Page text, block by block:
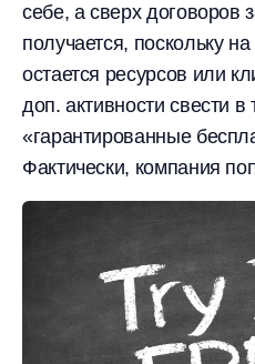
себе, а сверх договоров
получается, поскольку
остается ресурсов или
доп. активности свести
«гарантированные
Фактически, компания